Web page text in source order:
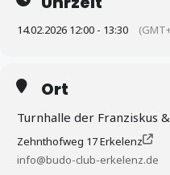
14.02.2026 12:00 - 13:30
Ort
Turnhalle der Franziskus
Zehnthofweg 17 Erkelenz
info@budo-club-erkelenz.de